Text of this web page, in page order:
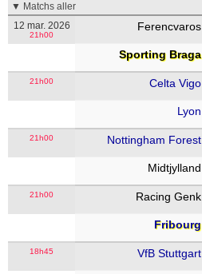
▼ Matchs aller
12 mar. 2026
21h00
Ferencvaros
Sporting Braga
21h00 Celta Vigo
Lyon
21h00 Nottingham Forest
Midtjylland
21h00 Racing Genk
Fribourg
18h45 VfB Stuttgart